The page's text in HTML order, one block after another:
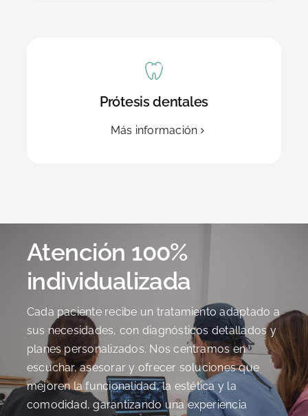
Prótesis dentales
Más información
Atención 100%
individualizada
Cada paciente recibe un tratamiento adaptado a
sus necesidades, con diagnósticos detallados y
planes personalizados. Nos centramos en
escuchar, asesorar y ofrecer soluciones que
mejoren la funcionalidad, la estética y la
comodidad, garantizando una experiencia